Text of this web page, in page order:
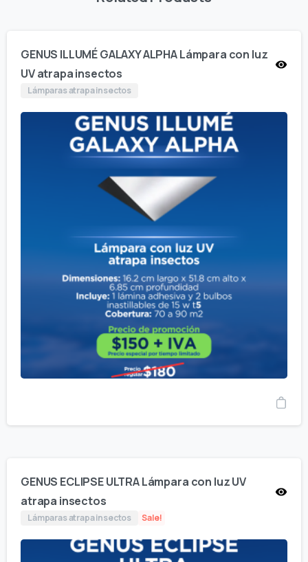
GENUS ILLUMÉ GALAXY ALPHA Lámpara con luz
UV atrapa insectos
Lámparas atrapa insectos
GENUS ECLIPSE ULTRA Lámpara con luz UV
atrapa insectos
Lámparas atrapa insectos Sale!